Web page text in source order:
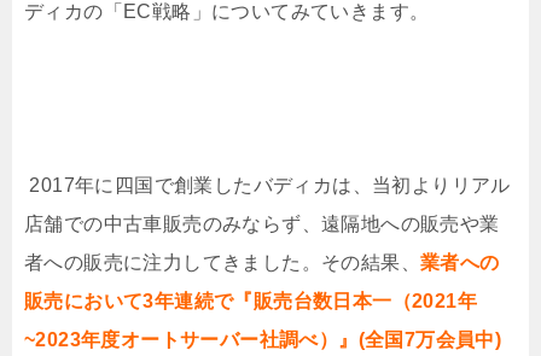
ディカの「 EC戦略」についてみていきます。
2017年に四国で創業したバディカは、当初よりリアル
店舗での中古車販売のみならず、遠隔地への販売や業
者への販売に注力してきました。その結果、 業者への
販売において3年連続で『販売台数日本一（2021年
~2023年度オートサーバー社調べ）』(全国7万会員中)